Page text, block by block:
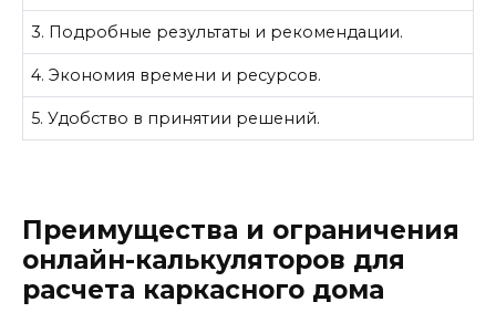
3. Подробные результаты и рекомендации.
4. Экономия времени и ресурсов.
5. Удобство в принятии решений.
Преимущества и ограничения
онлайн-калькуляторов для
расчета каркасного дома